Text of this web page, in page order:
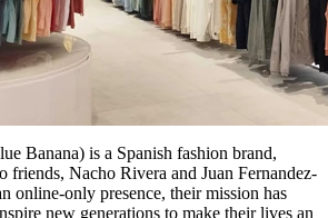
Banana) is a Spanish fashion brand,
friends, Nacho Rivera and Juan Fernandez-
online-only presence, their mission has
new generations to make their lives an